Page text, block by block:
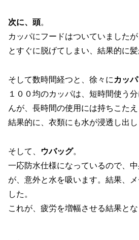
次に、頭。
カッパにフードはついていました
とすぐに脱げてしまい、結果的に
そして数時間経つと、徐々に カッ
１００均のカッパは、短時間使う
んが、長時間の使用には持ちこたえ
結果的に、衣類にも水が浸透し出し
そして、 ウバッグ。
一応防水仕様になっているので、
が、意外と水を吸います。結果、
した。
これが、疲労を増幅させる結果と